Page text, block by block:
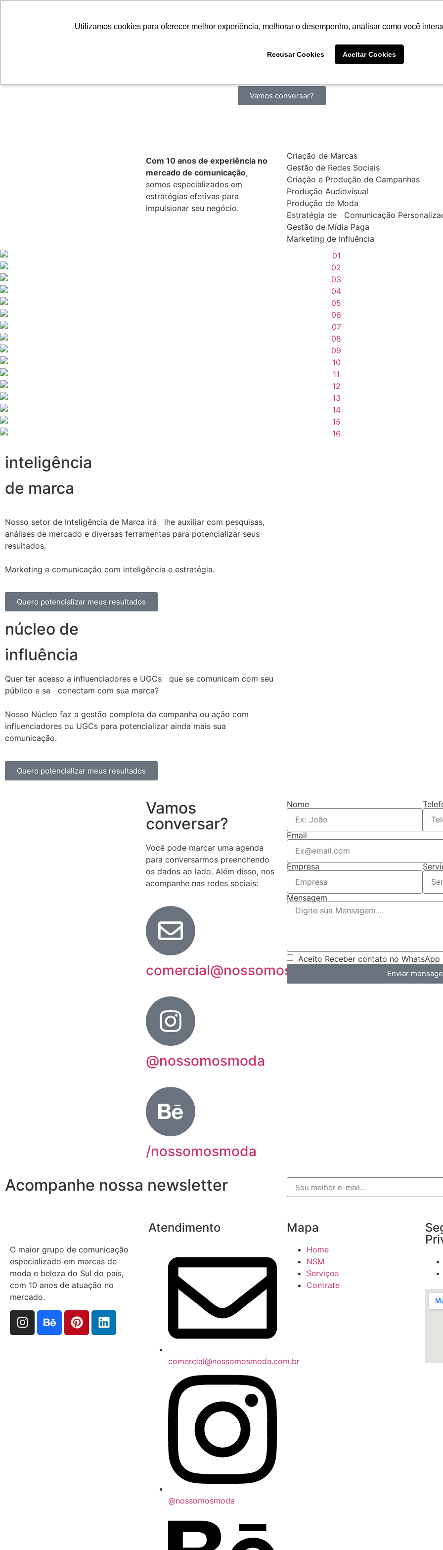
Utilizamos cookies para oferecer melhor experiência, melhorar o desempenho, analisar como você
Recusar Cookies Aceitar Cookies
Utilizamos cookies para oferecer melhor experiência, melhorar o desempenho, analisar como você
Recusar Cookies Aceitar Cookies
O maior Grupo de comunicação especializado em moda
Vamos conversar?
Com 10 anos de experiência no
mercado de comunicação,
somos especializados em
estratégias efetivas para
impulsionar seu negócio.
Criação de Marcas
Gestão de Redes Sociais
Criação e Produção de Campanhas
Produção Audiovisual
Produção de Moda
Estratégia de Comunicação
Gestão de Mídia Paga
Marketing de Influência
inteligência
de marca
Nosso setor de Inteligência de Marca irá lhe auxiliar com pesquisas,
análises de mercado e diversas ferramentas para potencializar seus
resultados.
Marketing e comunicação com inteligência e estratégia.
Quero potencializar meus resultados
núcleo de
influência
Quer ter acesso a influenciadores e UGCs que se comunicam com seu
público e se conectam com sua marca?
Nosso Núcleo faz a gestão completa da campanha ou ação com
influenciadores ou UGCs para potencializar ainda mais sua
comunicação.
Quero potencializar meus resultados
Vamos
conversar?
Você pode marcar uma agenda
para conversarmos preenchendo
os dados ao lado. Além disso, nos
acompanhe nas redes sociais:
comercial@nossomosmoda.com.br
@nossomosmoda
/nossomosmoda
Nome
Email
Empresa
Mensagem
Aceito Receber contato no WhatsApp
Enviar
Acompanhe nossa newsletter
O maior grupo de comunicação
especializado em marcas de
moda e beleza do Sul do país,
com 10 anos de atuação no
mercado.
Atendimento
comercial@nossomosmoda.com.br
@nossomosmoda
Mapa
Home
NSM
Serviços
Contrate